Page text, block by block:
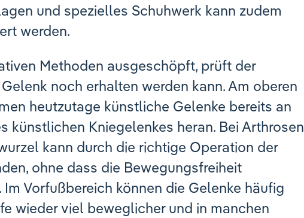
und spezielles Schuhwerk kann zudem
werden.
Methoden ausgeschöpft, prüft der
noch erhalten werden kann. Am oberen
heutzutage künstliche Gelenke bereits an
künstlichen Kniegelenkes heran. Bei Arthrosen
kann durch die richtige Operation der
ohne dass die Bewegungsfreiheit
Vorfußbereich können die Gelenke häufig
wieder viel beweglicher und in manchen